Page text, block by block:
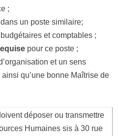
;
un poste similaire;
et comptables ;
pour ce poste ;
et un sens
qu’une bonne Maîtrise de
déposer ou transmettre
Humaines sis à 30 rue